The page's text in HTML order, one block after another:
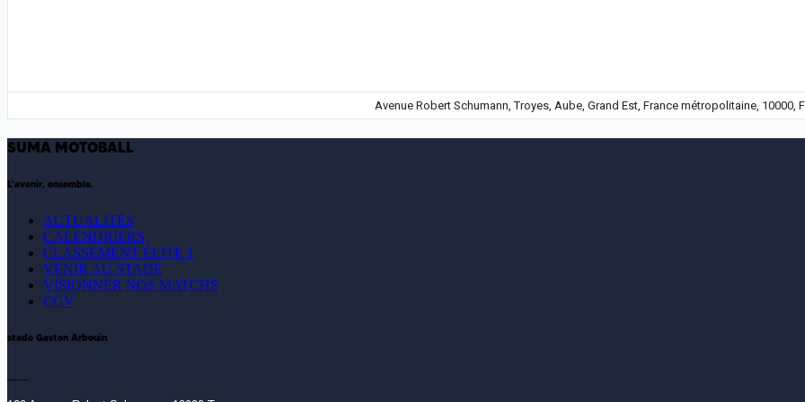
Avenue Robert Schumann, Troyes, Aube, Grand Est, France métropolitaine, 10000,
SUMA MOTOBALL
L'avenir, ensemble.
ACTUALITÉS
CALENDRIERS
CLASSEMENT ÉLITE 1
VENIR AU STADE
VISIONNER NOS MATCHS
CGV
stade Gaston Arbouin